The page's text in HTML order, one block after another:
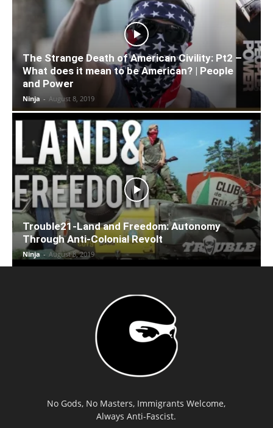
The Strange Death of American Civility: Pt2 –
What does it mean to be American? | People
and Power
Ninja - August 8, 2019
Trouble21-Land and Freedom: Autonomy
Through Anti-Colonial Revolt
Ninja - August 8, 2019
No Gods, No Masters, Immigrants Welcome,
Always Anti-Fascist.